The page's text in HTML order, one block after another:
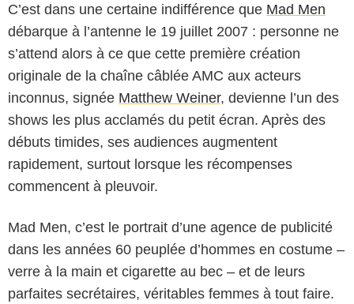
C’est dans une certaine indifférence que Mad Men
débarque à l’antenne le 19 juillet 2007 : personne ne
s’attend alors à ce que cette première création
originale de la chaîne câblée AMC aux acteurs
inconnus, signée Matthew Weiner, devienne l’un des
shows les plus acclamés du petit écran. Après des
débuts timides, ses audiences augmentent
rapidement, surtout lorsque les récompenses
commencent à pleuvoir.
Mad Men, c’est le portrait d’une agence de publicité
dans les années 60 peuplée d’hommes en costume –
verre à la main et cigarette au bec – et de leurs
parfaites secrétaires, véritables femmes à tout faire.